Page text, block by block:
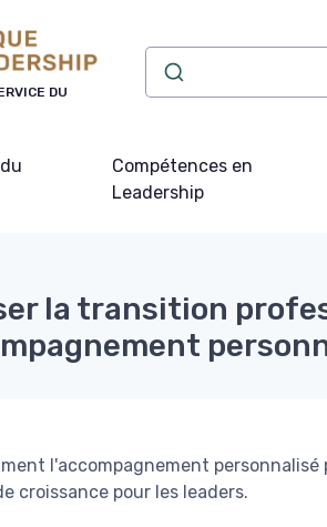
DU
Compétences en
Leadership
la transition
l'accompagnement
croissance pour les leaders.